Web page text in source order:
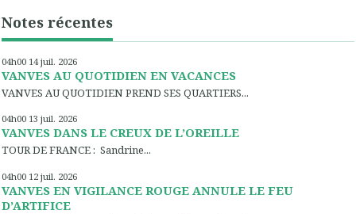
Notes récentes
04h00 14 juil. 2026
VANVES AU QUOTIDIEN EN VACANCES
VANVES AU QUOTIDIEN PREND SES QUARTIERS...
04h00 13 juil. 2026
VANVES DANS LE CREUX DE L’OREILLE
TOUR DE FRANCE : Sandrine...
04h00 12 juil. 2026
VANVES EN VIGILANCE ROUGE ANNULE LE FEU
D’ARTIFICE